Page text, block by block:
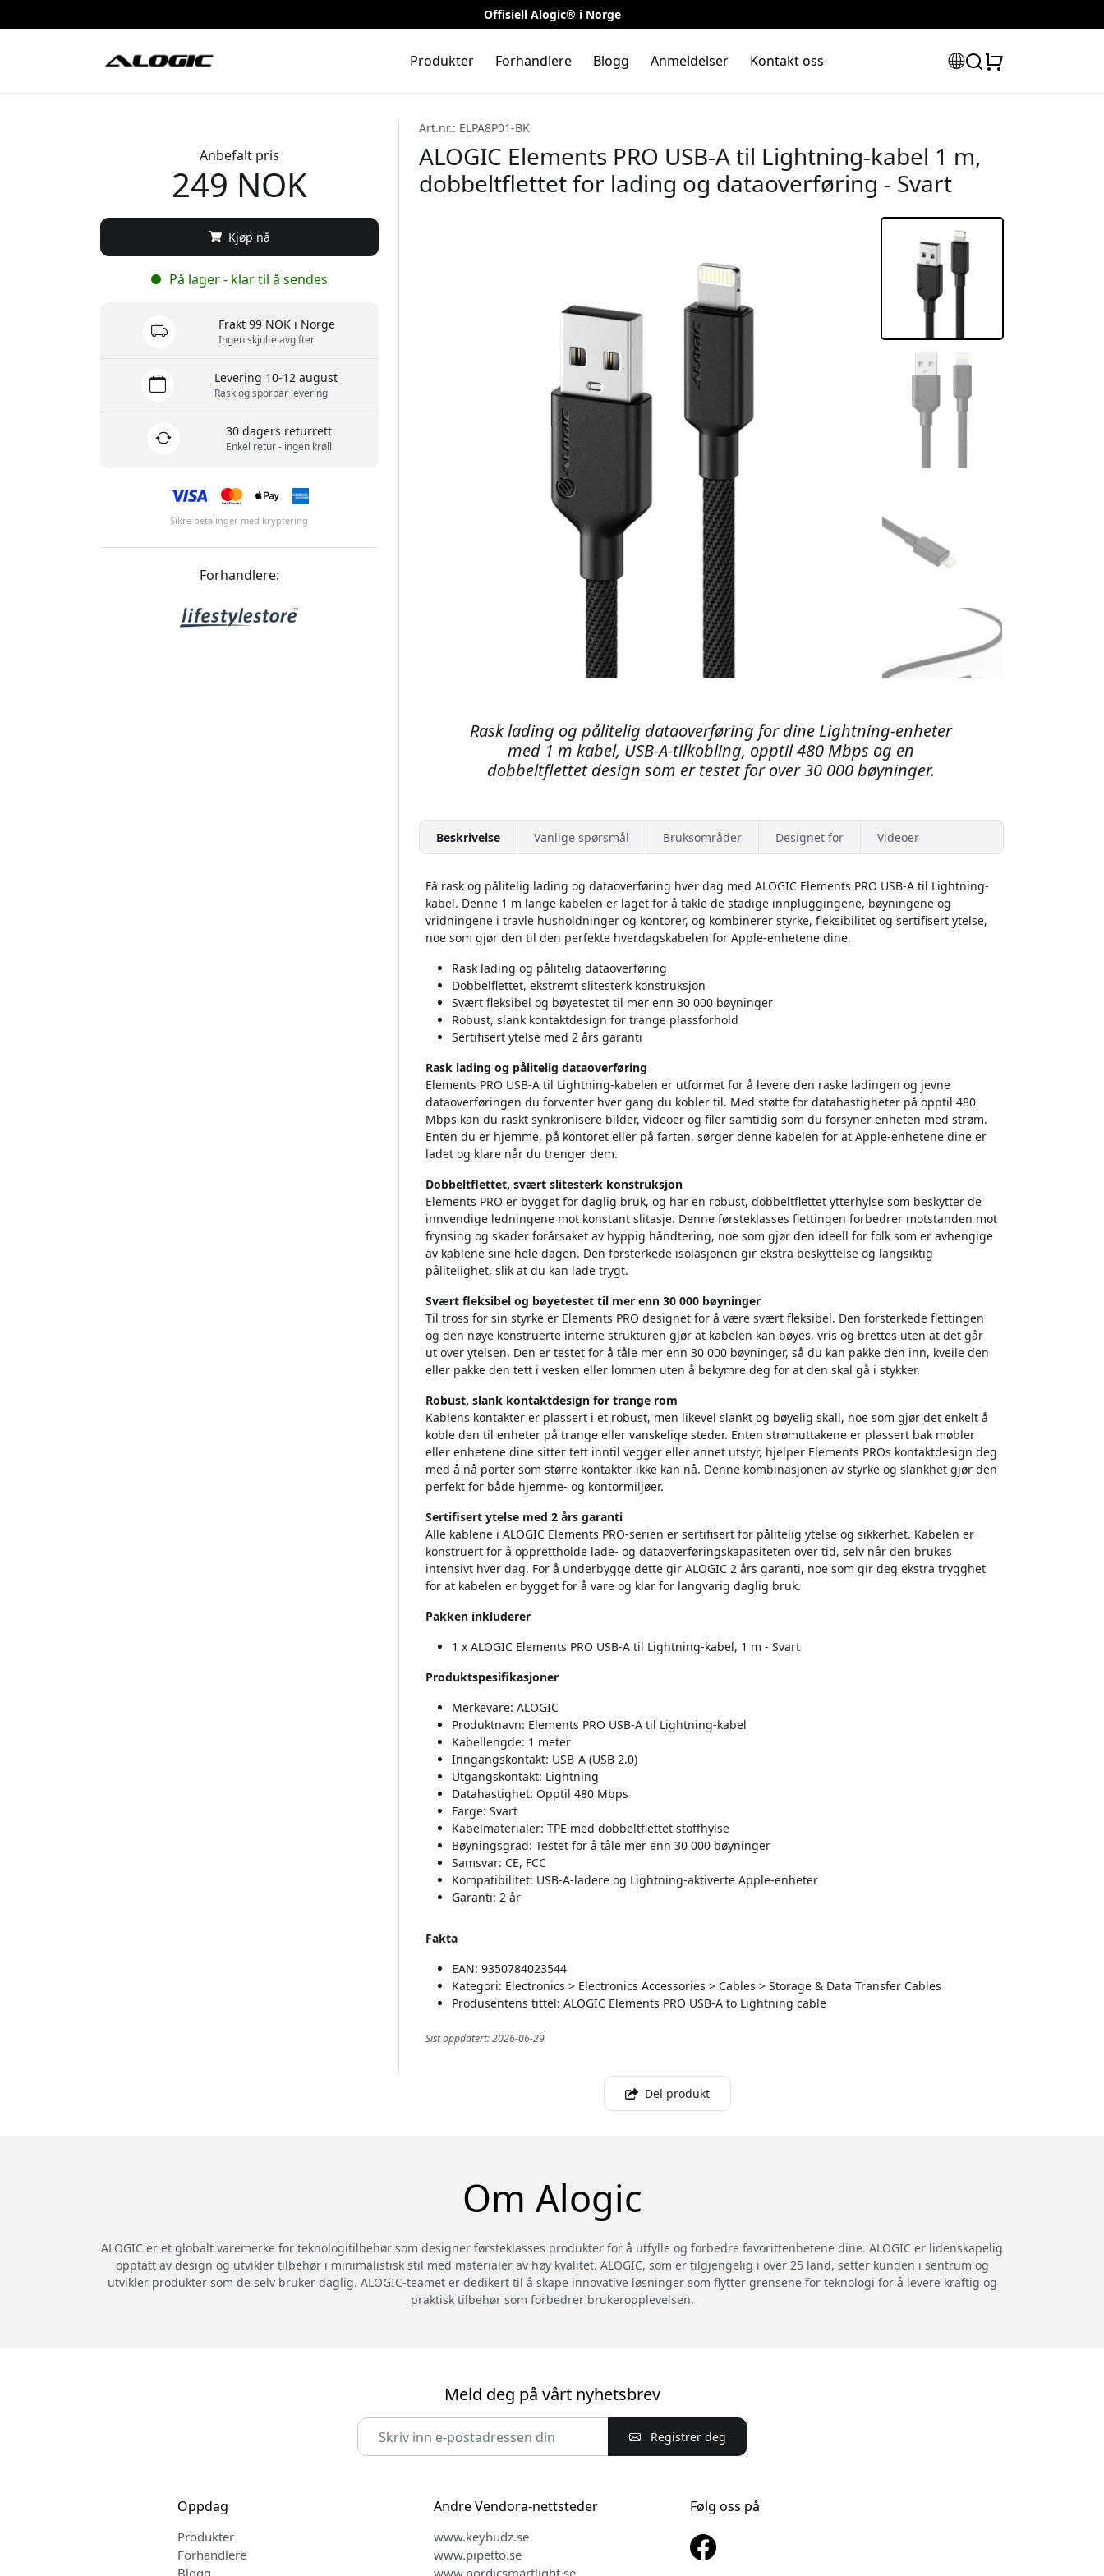
Offisiell Alogic® i Norge
Produkter Forhandlere Blogg Anmeldelser Kontakt oss
Art.nr.: ELPA8P01-BK
ALOGIC Elements PRO USB-A til Lightning-kabel 1 m,
dobbeltflettet for lading og dataoverføring - Svart
Rask lading og pålitelig dataoverføring for dine Lightning-enheter
med 1 m kabel, USB-A-tilkobling, opptil 480 Mbps og en
dobbeltflettet design som er testet for over 30 000 bøyninger.
Beskrivelse Vanlige spørsmål Bruksområder Designet for Videoer
Få rask og pålitelig lading og dataoverføring hver dag med ALOGIC Elements PRO USB-A til Lightning-
kabel. Denne 1 m lange kabelen er laget for å takle de stadige innpluggingene, bøyningene og
vridningene i travle husholdninger og kontorer, og kombinerer styrke, fleksibilitet og sertifisert ytelse,
noe som gjør den til den perfekte hverdagskabelen for Apple-enhetene dine.
Rask lading og pålitelig dataoverføring
Dobbelflettet, ekstremt slitesterk konstruksjon
Svært fleksibel og bøyetestet til mer enn 30 000 bøyninger
Robust, slank kontaktdesign for trange plassforhold
Sertifisert ytelse med 2 års garanti
Rask lading og pålitelig dataoverføring
Elements PRO USB-A til Lightning-kabelen er utformet for å levere den raske ladingen og jevne
dataoverføringen du forventer hver gang du kobler til. Med støtte for datahastigheter på opptil 480
Mbps kan du raskt synkronisere bilder, videoer og filer samtidig som du forsyner enheten med strøm.
Enten du er hjemme, på kontoret eller på farten, sørger denne kabelen for at Apple-enhetene dine er
ladet og klare når du trenger dem.
Dobbeltflettet, svært slitesterk konstruksjon
Elements PRO er bygget for daglig bruk, og har en robust, dobbeltflettet ytterhylse som beskytter de
innvendige ledningene mot konstant slitasje. Denne førsteklasses flettingen forbedrer motstanden mot
frynsing og skader forårsaket av hyppig håndtering, noe som gjør den ideell for folk som er avhengige
av kablene sine hele dagen. Den forsterkede isolasjonen gir ekstra beskyttelse og langsiktig
pålitelighet, slik at du kan lade trygt.
Svært fleksibel og bøyetestet til mer enn 30 000 bøyninger
Til tross for sin styrke er Elements PRO designet for å være svært fleksibel. Den forsterkede flettingen
og den nøye konstruerte interne strukturen gjør at kabelen kan bøyes, vris og brettes uten at det går
ut over ytelsen. Den er testet for å tåle mer enn 30 000 bøyninger, så du kan pakke den inn, kveile den
eller pakke den tett i vesken eller lommen uten å bekymre deg for at den skal gå i stykker.
Robust, slank kontaktdesign for trange rom
Kablens kontakter er plassert i et robust, men likevel slankt og bøyelig skall, noe som gjør det enkelt å
koble den til enheter på trange eller vanskelige steder. Enten strømuttakene er plassert bak møbler
eller enhetene dine sitter tett inntil vegger eller annet utstyr, hjelper Elements PROs kontaktdesign deg
med å nå porter som større kontakter ikke kan nå. Denne kombinasjonen av styrke og slankhet gjør den
perfekt for både hjemme- og kontormiljøer.
Sertifisert ytelse med 2 års garanti
Alle kablene i ALOGIC Elements PRO-serien er sertifisert for pålitelig ytelse og sikkerhet. Kabelen er
konstruert for å opprettholde lade- og dataoverføringskapasiteten over tid, selv når den brukes
intensivt hver dag. For å underbygge dette gir ALOGIC 2 års garanti, noe som gir deg ekstra trygghet
for at kabelen er bygget for å vare og klar for langvarig daglig bruk.
Pakken inkluderer
1 x ALOGIC Elements PRO USB-A til Lightning-kabel, 1 m - Svart
Produktspesifikasjoner
Merkevare: ALOGIC
Produktnavn: Elements PRO USB-A til Lightning-kabel
Kabellengde: 1 meter
Inngangskontakt: USB-A (USB 2.0)
Utgangskontakt: Lightning
Datahastighet: Opptil 480 Mbps
Farge: Svart
Kabelmaterialer: TPE med dobbeltflettet stoffhylse
Bøyningsgrad: Testet for å tåle mer enn 30 000 bøyninger
Samsvar: CE, FCC
Kompatibilitet: USB-A-ladere og Lightning-aktiverte Apple-enheter
Garanti: 2 år
Fakta
EAN: 9350784023544
Kategori: Electronics > Electronics Accessories > Cables > Storage & Data Transfer Cables
Produsentens tittel: ALOGIC Elements PRO USB-A to Lightning cable
Sist oppdatert: 2026-06-29
Anbefalt pris
249 NOK
Kjøp nå
På lager - klar til å sendes
Frakt 99 NOK i Norge
Ingen skjulte avgifter
Levering 10-12 august
Rask og sporbar levering
30 dagers returrett
Enkel retur - ingen krøll
Sikre betalinger med kryptering
Forhandlere:
Del produkt
Om Alogic
ALOGIC er et globalt varemerke for teknologitilbehør som designer førsteklasses produkter for å utfylle og forbedre favorittenhetene dine. ALOGIC er lidenskapelig
opptatt av design og utvikler tilbehør i minimalistisk stil med materialer av høy kvalitet. ALOGIC, som er tilgjengelig i over 25 land, setter kunden i sentrum og
utvikler produkter som de selv bruker daglig. ALOGIC-teamet er dedikert til å skape innovative løsninger som flytter grensene for teknologi for å levere kraftig og
praktisk tilbehør som forbedrer brukeropplevelsen.
Meld deg på vårt nyhetsbrev
Registrer deg
Oppdag
Produkter
Forhandlere
Andre Vendora-nettsteder
www.keybudz.se
www.pipetto.se
Følg oss på